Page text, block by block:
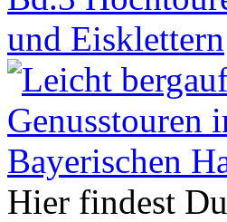
Hier findest Du